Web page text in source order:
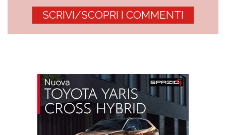
SCRIVI/SCOPRI I COMMENTI